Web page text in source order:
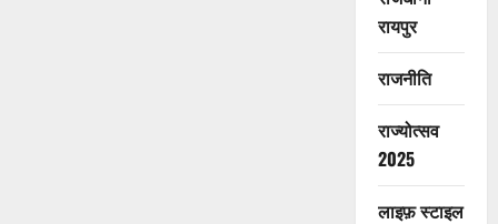
रायपुर
राजनीति
राज्योत्सव
2025
लाइफ़ स्टाइल